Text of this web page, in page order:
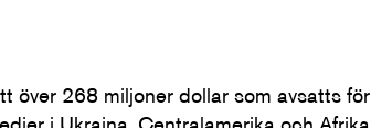
över 268 miljoner dollar som avsatts för